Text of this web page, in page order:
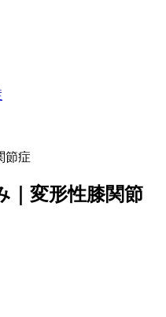
節症
｜変形性膝関節